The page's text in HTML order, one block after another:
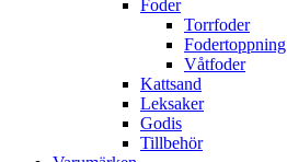
Foder
Torrfoder
Fodertoppning
Våtfoder
Kattsand
Leksaker
Godis
Tillbehör